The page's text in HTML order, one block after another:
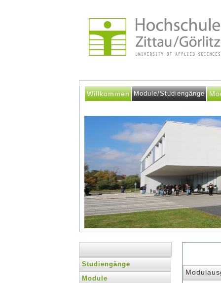
Willkommen Module/Studiengänge
Studiengänge
Module